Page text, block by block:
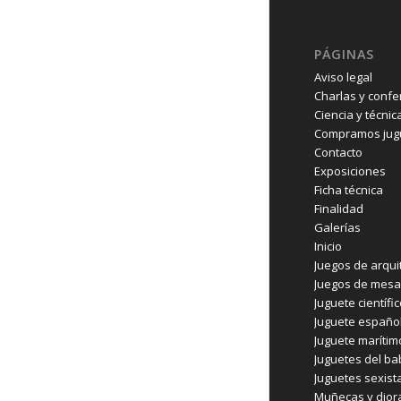
PÁGINAS
Aviso legal
Charlas y
Ciencia y
Compramos
Contacto
Exposiciones
Ficha técnica
Finalidad
Galerías
Inicio
Juegos de
Juegos de mesa
Juguete
Juguete
Juguete
Juguetes del
Juguetes
Muñecas y